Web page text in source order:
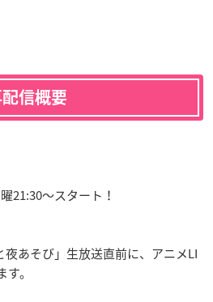
信概要
21:30～スタート！
あそび」生放送直前に、アニメLI
。